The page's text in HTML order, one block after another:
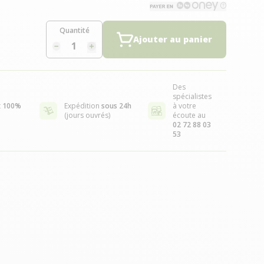
Quantité
Ajouter au panier
100% Expédition sous 24h
(jours ouvrés)
Des
spécialistes
à votre
écoute au
02 72 88 03
53